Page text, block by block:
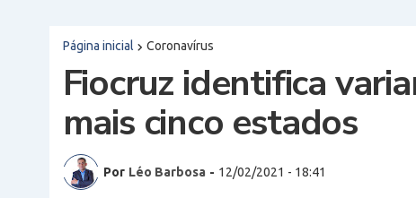
Página inicial Coronavírus
Fiocruz identifica
mais cinco estados
Por Léo Barbosa - 12/02/2021 - 18:41